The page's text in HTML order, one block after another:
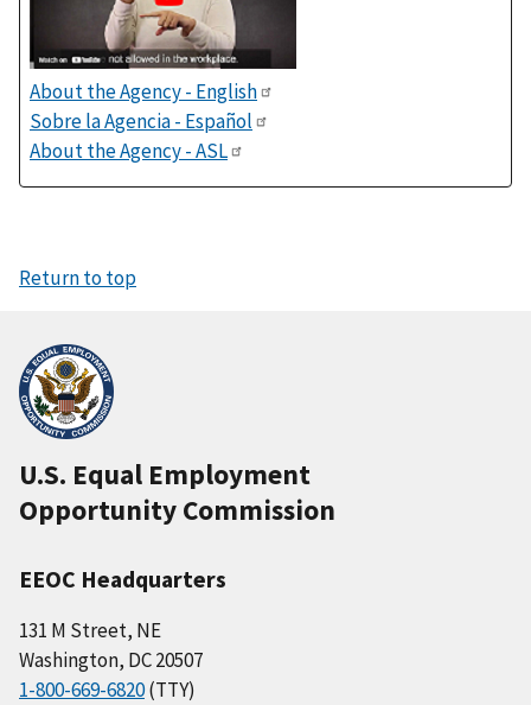
About the Agency - English
Sobre la Agencia - Español
About the Agency - ASL
Return to top
U.S. Equal Employment
Opportunity Commission
EEOC Headquarters
131 M Street, NE
Washington, DC 20507
1-800-669-6820(TTY)